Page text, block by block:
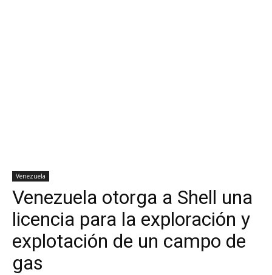
Venezuela
Venezuela otorga a Shell una
licencia para la exploración y
explotación de un campo de
gas